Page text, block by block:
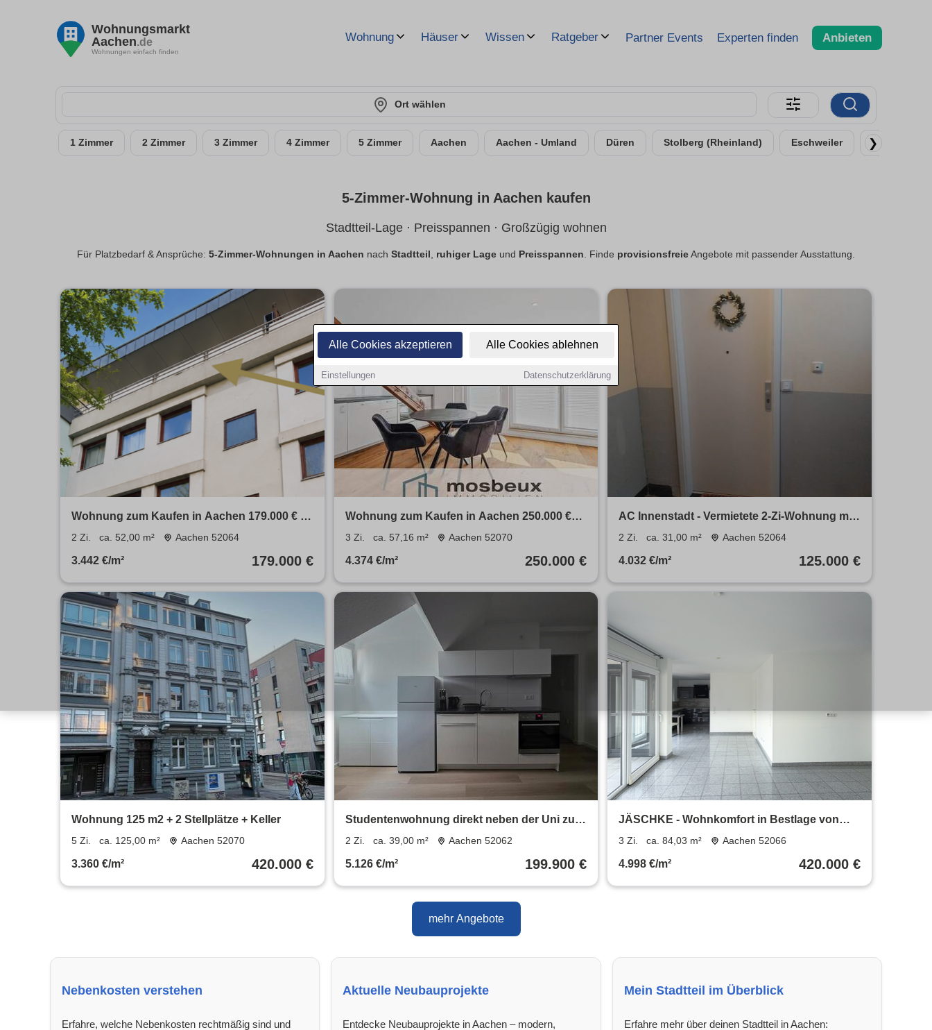
Alle Cookies akzeptieren Alle Cookies ablehnen
Einstellungen Datenschutzerklärung
Wohnungsmarkt
Aachen.de
Wohnungen einfach finden
Wohnung Häuser Wissen Ratgeber Partner Events Experten finden Anbieten
Ort wählen
1 Zimmer 2 Zimmer 3 Zimmer 4 Zimmer 5 Zimmer Aachen Aachen - Umland Düren Stolberg (Rheinland) Eschweiler Alsdorf
❯
5-Zimmer-Wohnung in Aachen kaufen
Stadtteil-Lage · Preisspannen · Großzügig wohnen
Für Platzbedarf & Ansprüche: 5-Zimmer-Wohnungen in Aachen nach Stadtteil , ruhiger Lage und Preisspannen. Finde provisionsfreie Angebote mit passender Ausstattung.
Wohnung zum Kaufen in Aachen 179.000 € 52
m²
2 Zi. ca. 52,00 m² Aachen 52064
3.442 €/m² 179.000 €
Wohnung zum Kaufen in Aachen 250.000 €
57.16 m²
3 Zi. ca. 57,16 m² Aachen 52070
4.374 €/m² 250.000 €
AC Innenstadt - Vermietete 2-Zi-Wohnung mit
großem Außenbereich
2 Zi. ca. 31,00 m² Aachen 52064
4.032 €/m² 125.000 €
Wohnung 125 m2 + 2 Stellplätze + Keller
5 Zi. ca. 125,00 m² Aachen 52070
3.360 €/m² 420.000 €
Studentenwohnung direkt neben der Uni zu
verkaufen
2 Zi. ca. 39,00 m² Aachen 52062
5.126 €/m² 199.900 €
JÄSCHKE - Wohnkomfort in Bestlage von
Burtscheid – hochwertige
3 Zi. ca. 84,03 m² Aachen 52066
4.998 €/m² 420.000 €
mehr Angebote
Nebenkosten verstehen
Erfahre, welche Nebenkosten rechtmäßig sind und
Aktuelle Neubauprojekte
Entdecke Neubauprojekte in Aachen – modern,
Mein Stadtteil im Überblick
Erfahre mehr über deinen Stadtteil in Aachen: